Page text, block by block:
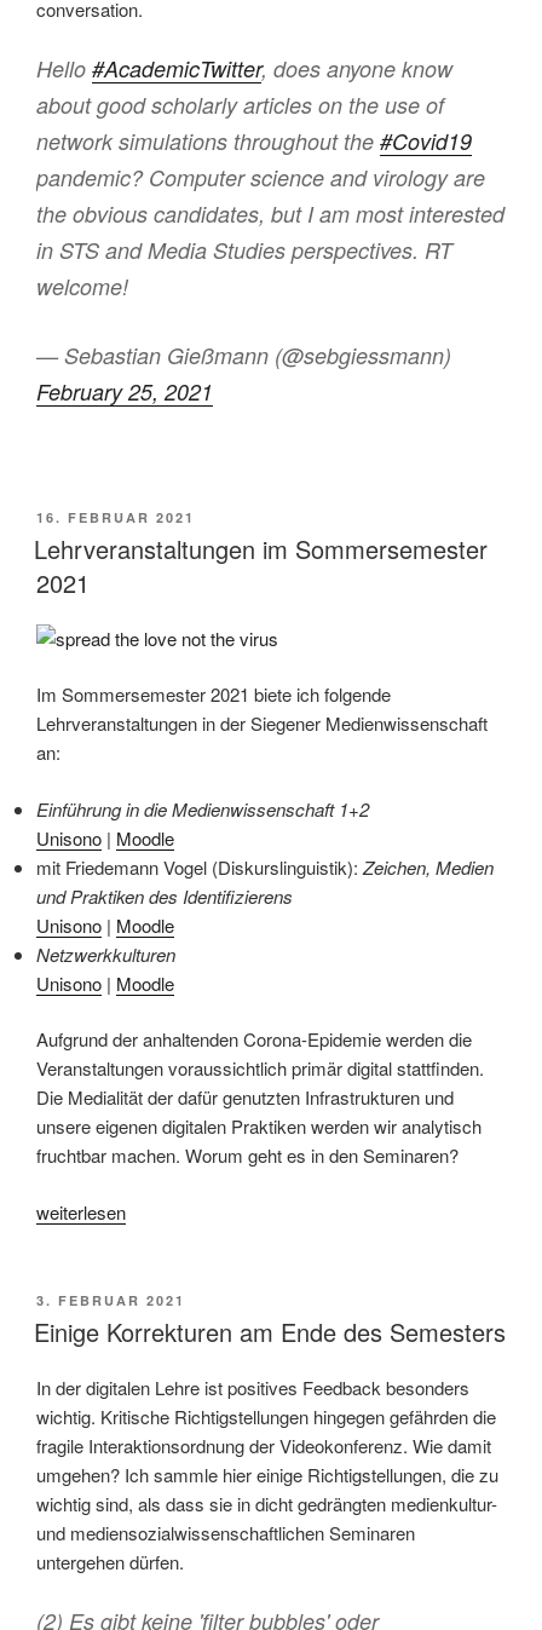
conversation.
Hello #AcademicTwitter, does anyone know
about good scholarly articles on the use of
network simulations throughout the #Covid19
pandemic? Computer science and virology are
the obvious candidates, but I am most interested
in STS and Media Studies perspectives. RT
welcome!
— Sebastian Gießmann (@sebgiessmann)
February 25, 2021
VERÖFFENTLICHT
AM
16. FEBRUAR 2021
Lehrveranstaltungen im Sommersemester
2021
Im Sommersemester 2021 biete ich folgende
Lehrveranstaltungen in der Siegener Medienwissenschaft
an:
Einführung in die Medienwissenschaft 1+2
Unisono | Moodle
mit Friedemann Vogel (Diskurslinguistik): Zeichen, Medien
und Praktiken des Identifizierens
Unisono | Moodle
Netzwerkkulturen
Unisono | Moodle
Aufgrund der anhaltenden Corona-Epidemie werden die
Veranstaltungen voraussichtlich primär digital stattfinden.
Die Medialität der dafür genutzten Infrastrukturen und
unsere eigenen digitalen Praktiken werden wir analytisch
fruchtbar machen. Worum geht es in den Seminaren?
„Lehrveranstaltungen
2021“
weiterlesen
VERÖFFENTLICHT
AM
3. FEBRUAR 2021
Einige Korrekturen am Ende des Semesters
In der digitalen Lehre ist positives Feedback besonders
wichtig. Kritische Richtigstellungen hingegen gefährden die
fragile Interaktionsordnung der Videokonferenz. Wie damit
umgehen? Ich sammle hier einige Richtigstellungen, die zu
wichtig sind, als dass sie in dicht gedrängten medienkultur-
und mediensozialwissenschaftlichen Seminaren
untergehen dürfen.
(2) Es gibt keine 'filter bubbles' oder